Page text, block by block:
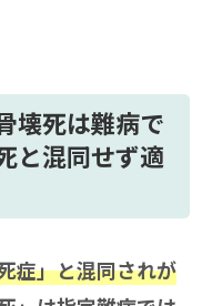
壊死は難病で
と混同せず適
症」と混同されが